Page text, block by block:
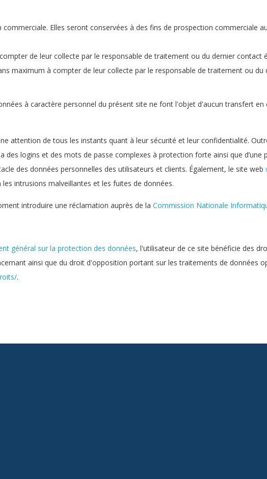
Elles seront conservées à des fins de prospection commerciale
de leur collecte par le responsable de traitement ou du dernier contact
maximum à compter de leur collecte par le responsable de traitement ou
à caractère personnel du présent site ne font l'objet d'aucun transfert
attention de tous les instants quant à leur sécurité et leur confidentialité.
des logins et des mots de passe complexes à protection forte ainsi que d’une
des données personnelles des utilisateurs et clients. Également, le site web
intrusions malveillantes et les fuites de données.
introduire une réclamation auprès de la Commission Nationale
général sur la protection des données, l'utilisateur de ce site bénéficie des
ainsi que du droit d'opposition portant sur les traitements de données
.